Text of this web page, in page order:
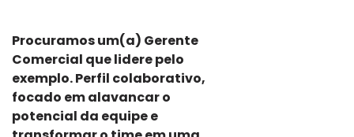
Procuramos um(a) Gerente
Comercial que lidere pelo
exemplo. Perfil colaborativo,
focado em alavancar o
potencial da equipe e